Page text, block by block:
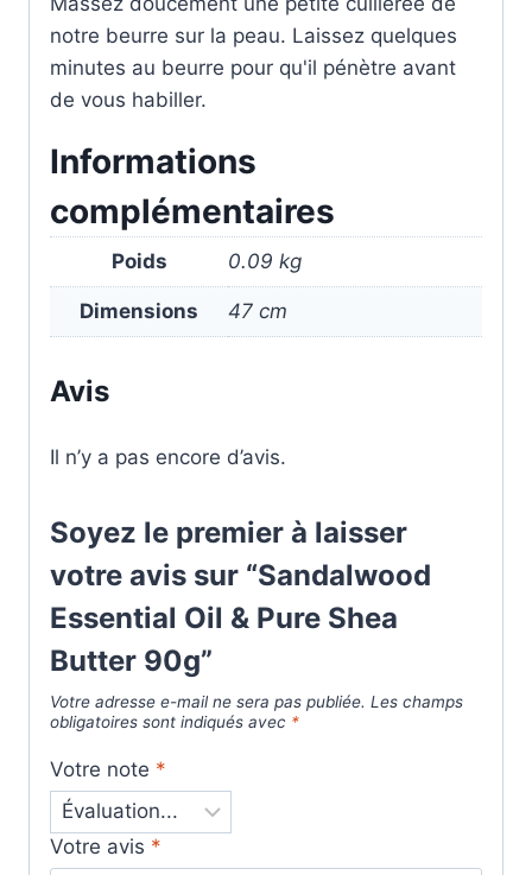
notre beurre sur la peau. Laissez quelques
minutes au beurre pour qu'il pénètre avant
de vous habiller.
Informations
complémentaires
Poids 0.09 kg
Dimensions 47 cm
Avis
Il n’y a pas encore d’avis.
Soyez le premier à laisser
votre avis sur “Sandalwood
Essential Oil & Pure Shea
Butter 90g”
Votre adresse e-mail ne sera pas publiée. Les champs
obligatoires sont indiqués avec *
Votre note *
Votre avis *